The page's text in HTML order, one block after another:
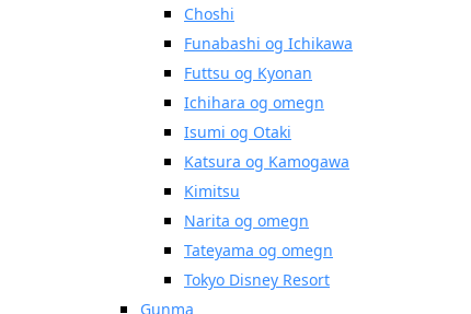
Choshi
Funabashi og Ichikawa
Futtsu og Kyonan
Ichihara og omegn
Isumi og Otaki
Katsura og Kamogawa
Kimitsu
Narita og omegn
Tateyama og omegn
Tokyo Disney Resort
Gunma